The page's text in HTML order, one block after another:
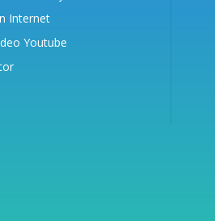
Internet
Youtube